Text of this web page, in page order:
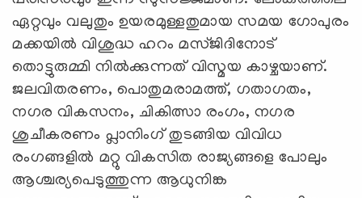
ഏറ്റവും വലുതും ഉയരമുള്ളതുമായ സമയ ഗോപുരം
മക്കയിൽ വിശുദ്ധ ഹറം മസ്ജിദിനോട്
തൊട്ടുരുമ്മി നിൽക്കുന്നത് വിസ്മയ കാഴ്ചയാണ്.
ജലവിതരണം, പൊതുമരാമത്ത്, ഗതാഗതം,
നഗര വികസനം, ചികിത്സാ രംഗം, നഗര
ശുചീകരണം പ്ലാനിംഗ് തുടങ്ങിയ വിവിധ
രംഗങ്ങളിൽ മറ്റു വികസിത രാജ്യങ്ങളെ പോലും
ആശ്ചര്യപെടുത്തുന്ന ആധുനിങ്ക